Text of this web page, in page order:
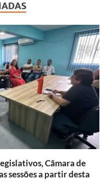
Câmara de
sessões a partir desta